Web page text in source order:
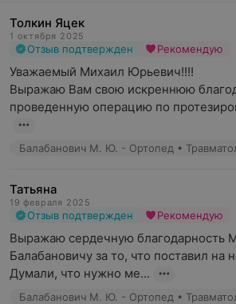
Толкин Яцек
1 октября 2025
Отзыв подтвержден Рекомендую
Уважаемый Михаил Юрьевич!!!!
Выражаю Вам свою искреннюю
проведенную операцию по
Балабанович М. Ю. - Ортопед •
Татьяна
19 февраля 2025
Отзыв подтвержден Рекомендую
Выражаю сердечную благодарность
Балабановичу за то, что поставил на
Думали, что нужно ме...
Балабанович М. Ю. - Ортопед •